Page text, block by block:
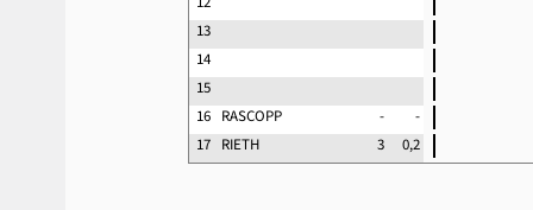
13
14
15
16 RASCOPP -
-
17 RIETH 3 0,2